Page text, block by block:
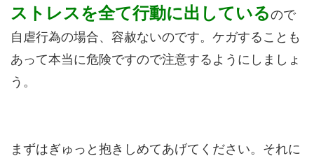
ストレスを全て行動に出しているので
自虐行為の場合、容赦ないのです。ケガすることも
あって本当に危険ですので注意するようにしましょ
う。
まずはぎゅっと抱きしめてあげてください。それに